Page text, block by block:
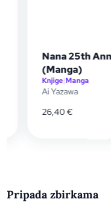
Nana 25th
(Manga)
Knjige|Manga
Ai Yazawa
26,40€
Pripada zbirkama